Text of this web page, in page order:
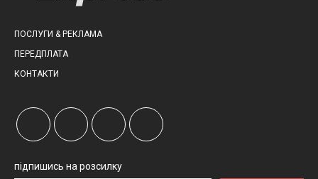
ПОСЛУГИ & РЕКЛАМА
ПЕРЕДПЛАТА
КОНТАКТИ
підпишись на розсилку